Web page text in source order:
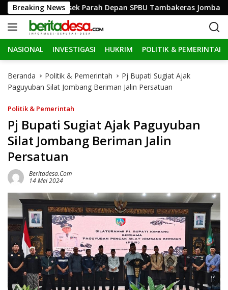
a
g
u
Breaking News
Ringsek Parah Depan SPBU Tambakeras Jombang
NASIONAL INVESTIGASI HUKRIM POLITIK & PEMERINTAH
Beranda Politik & Pemerintah
Pj Bupati Sugiat Ajak
Paguyuban Silat Jombang Beriman Jalin Persatuan
Politik & Pemerintah
Pj Bupati Sugiat Ajak Paguyuban
Silat Jombang Beriman Jalin
Persatuan
Beritadesa.com
14 Mei 2024